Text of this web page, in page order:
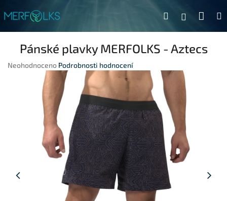
Hledat
Pánské plavky MERFOLKS - Aztecs
Průměrné hodnocení produktu je 0,0 z 5 hvězdiček.
Neohodnoceno Podrobnosti hodnocení